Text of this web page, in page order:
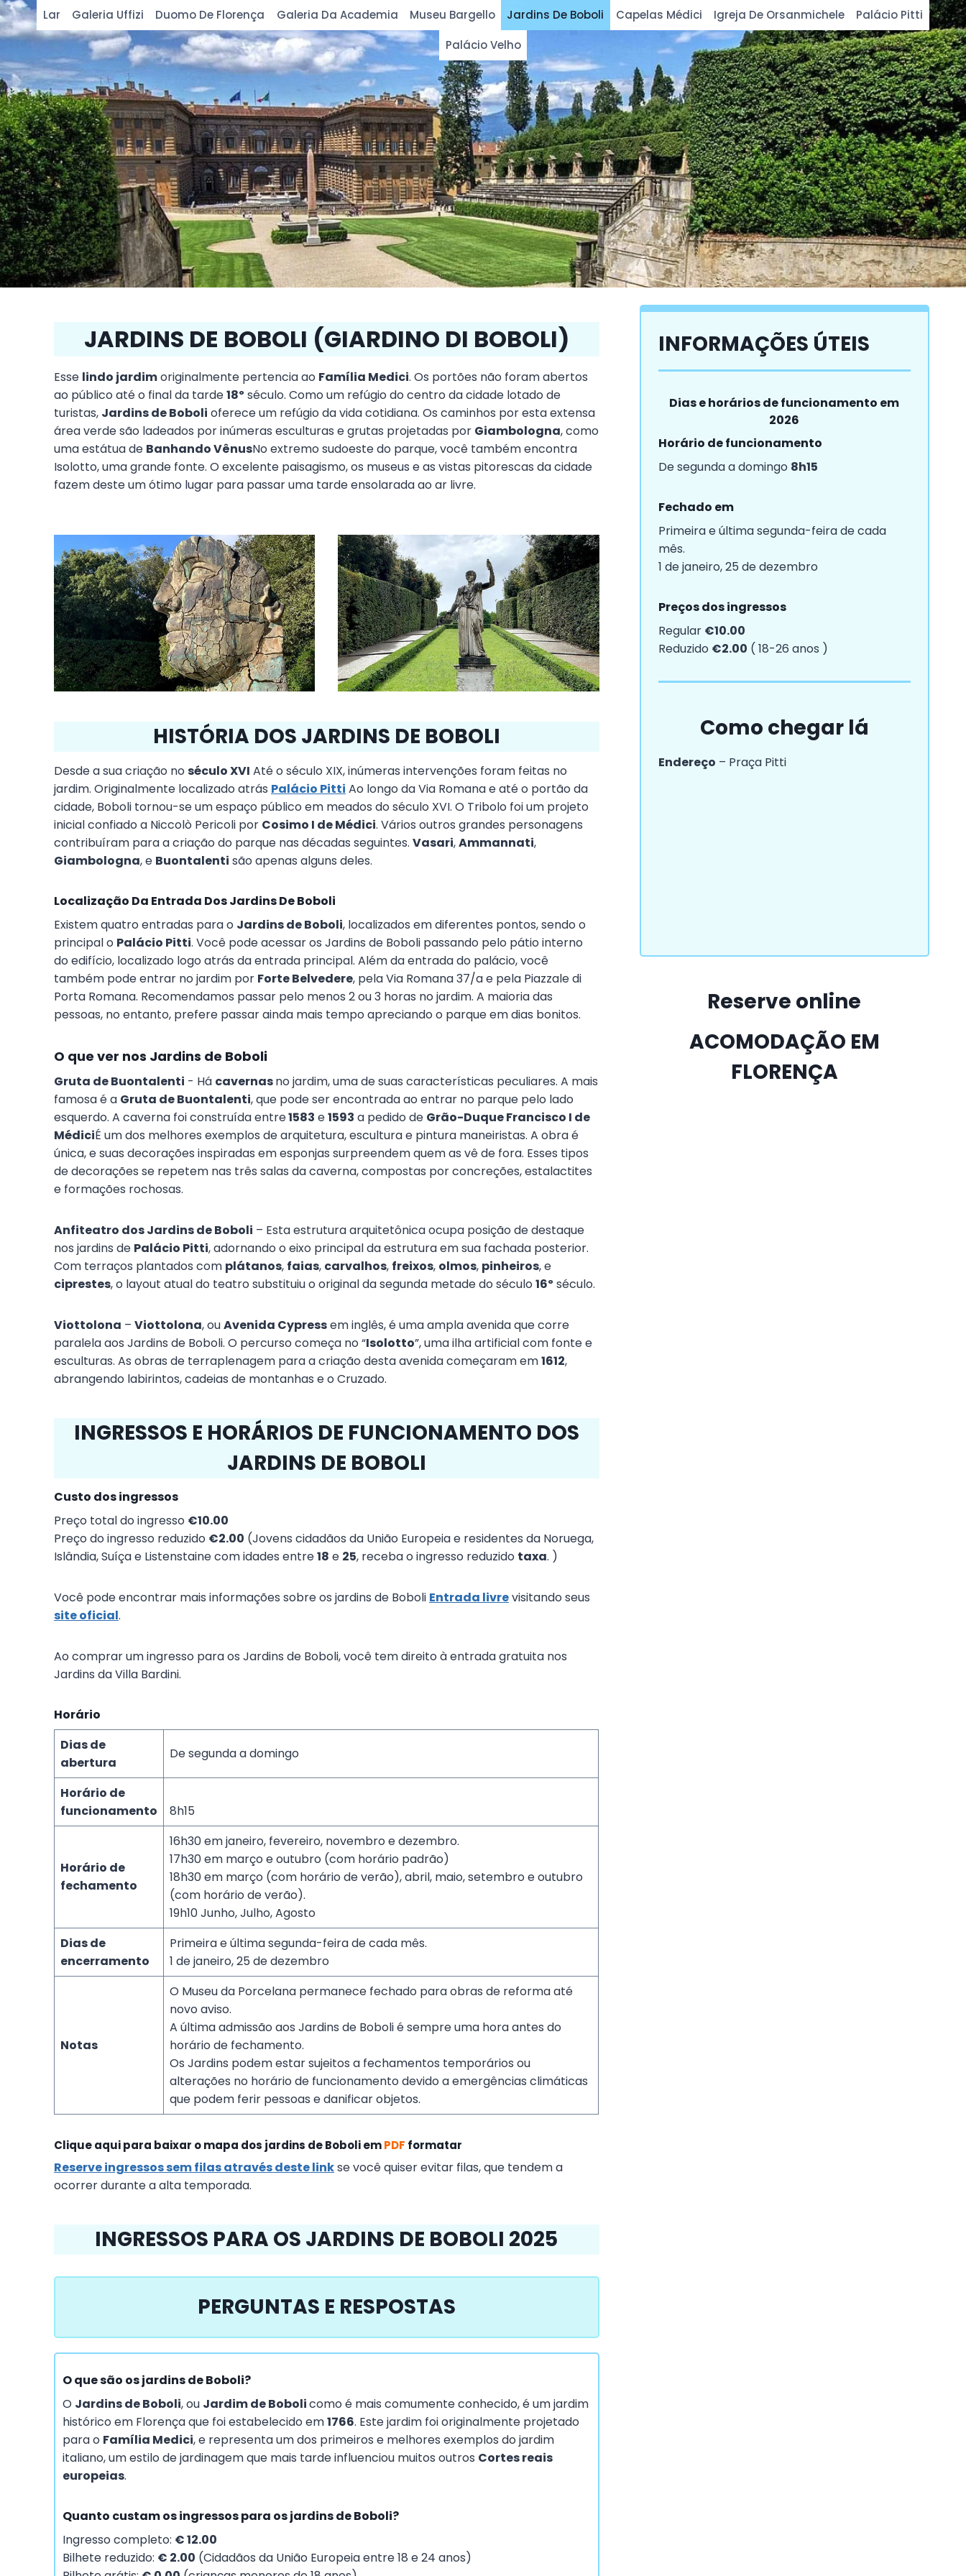
Pular
para
conteúdo
Lar Galeria Uffizi Duomo De Florença Galeria Da Academia Museu Bargello Jardins De Boboli Capelas Médici Igreja De Orsanmichele
Palácio Pitti
Palácio Velho
JARDINS DE BOBOLI (GIARDINO DI BOBOLI)
Esse lindo jardimoriginalmente pertencia ao Família Medici. Os portões não foram abertos
ao público até o final da tarde18º século. Como um refúgio do centro da cidade lotado de
turistas, Jardins de Boboli oferece um refúgio da vida cotidiana. Os caminhos por esta extensa
área verde são ladeados por inúmeras esculturas e grutas projetadas por Giambologna, como
uma estátua de Banhando VênusNo extremo sudoeste do parque, você também encontra
Isolotto, uma grande fonte. O excelente paisagismo, os museus e as vistas pitorescas da cidade
fazem deste um ótimo lugar para passar uma tarde ensolarada ao ar livre.
HISTÓRIA DOS JARDINS DE BOBOLI
Desde a sua criação no século XVI Até o século XIX, inúmeras intervenções foram feitas no
jardim. Originalmente localizado atrás Palácio Pitti Ao longo da Via Romana e até o portão da
cidade, Boboli tornou-se um espaço público em meados do século XVI. O Tribolo foi um projeto
inicial confiado a Niccolò Pericoli por Cosimo I de Médici. Vários outros grandes personagens
contribuíram para a criação do parque nas décadas seguintes. Vasari,Ammannati,
Giambologna, e Buontalenti são apenas alguns deles.
Localização Da Entrada Dos Jardins De Boboli
Existem quatro entradas para o Jardins de Boboli, localizados em diferentes pontos, sendo o
principal o Palácio Pitti. Você pode acessar os Jardins de Boboli passando pelo pátio interno
do edifício, localizado logo atrás da entrada principal. Além da entrada do palácio, você
também pode entrar no jardim por Forte Belvedere, pela Via Romana 37/a e pela Piazzale di
Porta Romana. Recomendamos passar pelo menos 2 ou 3 horas no jardim. A maioria das
pessoas, no entanto, prefere passar ainda mais tempo apreciando o parque em dias bonitos.
O que ver nos Jardins de Boboli
Gruta de Buontalenti - Há cavernasno jardim, uma de suas características peculiares. A mais
famosa é a Gruta de Buontalenti, que pode ser encontrada ao entrar no parque pelo lado
esquerdo. A caverna foi construída entre1583 e1593 a pedido de Grão-Duque Francisco I de
MédiciÉ um dos melhores exemplos de arquitetura, escultura e pintura maneiristas. A obra é
única, e suas decorações inspiradas em esponjas surpreendem quem as vê de fora. Esses tipos
de decorações se repetem nas três salas da caverna, compostas por concreções, estalactites
e formações rochosas.
Anfiteatro dos Jardins de Boboli – Esta estrutura arquitetônica ocupa posição de destaque
nos jardins de Palácio Pitti, adornando o eixo principal da estrutura em sua fachada posterior.
Com terraços plantados com plátanos, faias, carvalhos, freixos, olmos, pinheiros, e
ciprestes, o layout atual do teatro substituiu o original da segunda metade do século 16º século.
Viottolona – Viottolona, ouAvenida Cypressem inglês, é uma ampla avenida que corre
paralela aos Jardins de Boboli. O percurso começa no “Isolotto”, uma ilha artificial com fonte e
esculturas. As obras de terraplenagem para a criação desta avenida começaram em1612,
abrangendo labirintos, cadeias de montanhas e o Cruzado.
INGRESSOS E HORÁRIOS DE FUNCIONAMENTO DOS
JARDINS DE BOBOLI
Custo dos ingressos
Preço total do ingresso €10.00
Preço do ingresso reduzido €2.00 (Jovens cidadãos da União Europeia e residentes da Noruega,
Islândia, Suíça e Listenstaine com idades entre18 e 25, receba o ingresso reduzido taxa. )
Você pode encontrar mais informações sobre os jardins de Boboli Entrada livrevisitando seus
site oficial.
Ao comprar um ingresso para os Jardins de Boboli, você tem direito à entrada gratuita nos
Jardins da Villa Bardini.
Horário
Dias de
abertura
De segunda a domingo
Horário de
funcionamento
8h15
Horário de
fechamento
16h30 em janeiro, fevereiro, novembro e dezembro.
17h30 em março e outubro (com horário padrão)
18h30 em março (com horário de verão), abril, maio, setembro e outubro
(com horário de verão).
19h10 Junho, Julho, Agosto
Dias de
encerramento
Primeira e última segunda-feira de cada mês.
1 de janeiro, 25 de dezembro
Notas
O Museu da Porcelana permanece fechado para obras de reforma até
novo aviso.
A última admissão aos Jardins de Boboli é sempre uma hora antes do
horário de fechamento.
Os Jardins podem estar sujeitos a fechamentos temporários ou
alterações no horário de funcionamento devido a emergências climáticas
que podem ferir pessoas e danificar objetos.
Clique aqui para baixar o mapa dos jardins de BoboliemPDF formatar
Reserve ingressos sem filas através deste linkse você quiser evitar filas, que tendem a
ocorrer durante a alta temporada.
INGRESSOS PARA OS JARDINS DE BOBOLI 2025
PERGUNTAS E RESPOSTAS
O que são os jardins de Boboli?
O Jardins de Boboli, ou Jardim de Bobolicomo é mais comumente conhecido, é um jardim
histórico em Florença que foi estabelecido em1766. Este jardim foi originalmente projetado
para o Família Medici, e representa um dos primeiros e melhores exemplos do jardim
italiano, um estilo de jardinagem que mais tarde influenciou muitos outros Cortes reais
europeias.
Quanto custam os ingressos para os jardins de Boboli?
Ingresso completo: € 12.00
Bilhete reduzido: € 2.00 (Cidadãos da União Europeia entre 18 e 24 anos)
INFORMAÇÕES ÚTEIS
Dias e horários de funcionamento em
2026
Horário de funcionamento
De segunda a domingo 8h15
Fechado em
Primeira e última segunda-feira de cada
mês.
1 de janeiro, 25 de dezembro
Preços dos ingressos
Regular €10.00
Reduzido €2.00 ( 18-26 anos )
Como chegar lá
Endereço – Praça Pitti
Reserve online
ACOMODAÇÃO EM
FLORENÇA